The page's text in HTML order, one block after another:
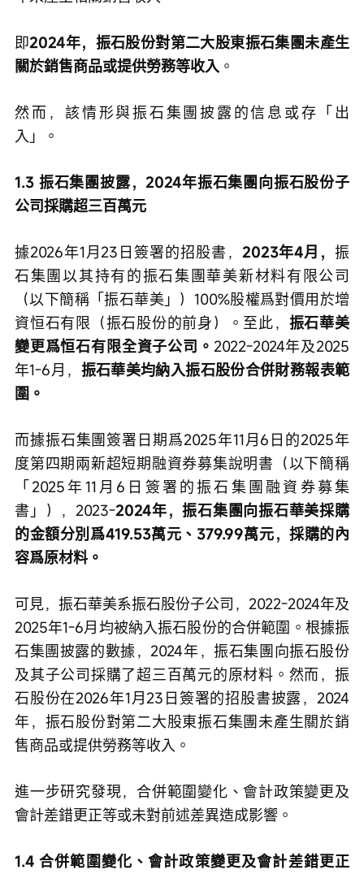
即2024年，振石股份對第二大股東振石集團未產生
關於銷售商品或提供勞務等收入 。
然而，該情形與振石集團披露的信息或存「出
入」。
1.3 振石集團披露，2024年振石集團向振石股份子
公司採購超三百萬元
據2026年1月23日簽署的招股書， 2023年4月，振
石集團以其持有的振石集團華美新材料有限公司
（以下簡稱「振石華美」）100%股權爲對價用於增
資恒石有限（振石股份的前身）。至此， 振石華美
變更爲恒石有限全資子公司。 2022-2024年及2025
年1-6月， 振石華美均納入振石股份合併財務報表範
圍。
而據振石集團簽署日期爲2025年11月6日的2025年
度第四期兩新超短期融資券募集說明書（以下簡稱
「2025年11月6日簽署的振石集團融資券募集
書」），2023-2024年，振石集團向振石華美採購
的金額分別爲419.53萬元、379.99萬元，採購的內
容爲原材料。
可見，振石華美系振石股份子公司，2022-2024年及
2025年1-6月均被納入振石股份的合併範圍。根據振
石集團披露的數據，2024年，振石集團向振石股份
及其子公司採購了超三百萬元的原材料。然而，振
石股份在2026年1月23日簽署的招股書披露，2024
年，振石股份對第二大股東振石集團未產生關於銷
售商品或提供勞務等收入。
進一步研究發現，合併範圍變化、會計政策變更及
會計差錯更正等或未對前述差異造成影響。
1.4 合併範圍變化、會計政策變更及會計差錯更正